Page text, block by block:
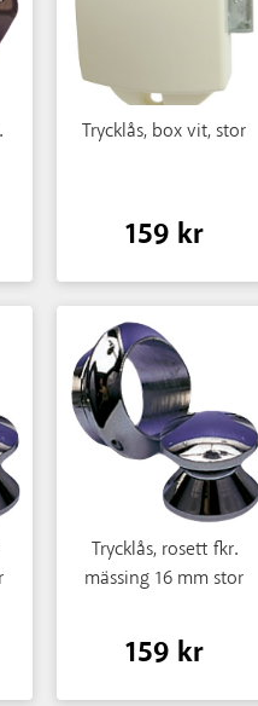
Trycklås, box vit, stor
159 kr
Trycklås, rosett fkr.
mässing 16 mm stor
159 kr